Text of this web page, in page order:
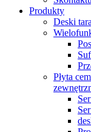
Produkty
Deski
Płyta